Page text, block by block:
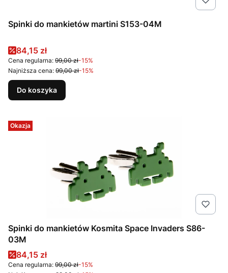
Spinki do mankietów martini S153-04M
Cena promocyjna
84,15 zł
Cena regularna: 99,00 zł-15%
Najniższa cena: 99,00 zł-15%
Do koszyka
Okazja
Spinki do mankietów Kosmita Space Invaders S86-
03M
Cena promocyjna
84,15 zł
Cena regularna: 99,00 zł-15%